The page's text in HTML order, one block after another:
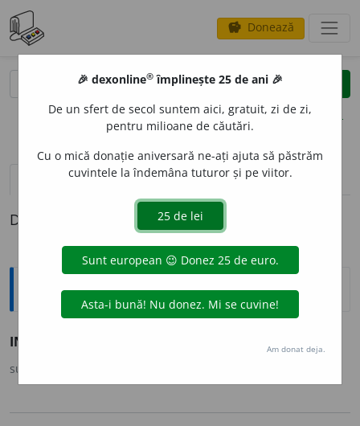
savings Donează
clear
opțiuni
definiții (1) pronunțievolume_up (11)
Definiția cu ID-ul 187991:
Sinonime
INSUPORT
sursa:
🎉 dexonline® împlinește 25 de ani 🎉
De un sfert de secol suntem aici, gratuit, zi de zi,
pentru milioane de căutări.
Cu o mică donație aniversară ne-ați ajuta să păstrăm
cuvintele la îndemâna tuturor și pe viitor.
Am donat deja.